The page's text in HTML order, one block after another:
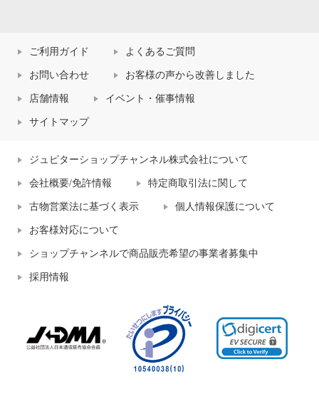
ご利用ガイド よくあるご質問
お問い合わせ お客様の声から改善しました
店舗情報 イベント・催事情報
サイトマップ
ジュピターショップチャンネル株式会社について
会社概要/免許情報 特定商取引法に関して
古物営業法に基づく表示 個人情報保護について
お客様対応について
ショップチャンネルで商品販売希望の事業者募集中
採用情報